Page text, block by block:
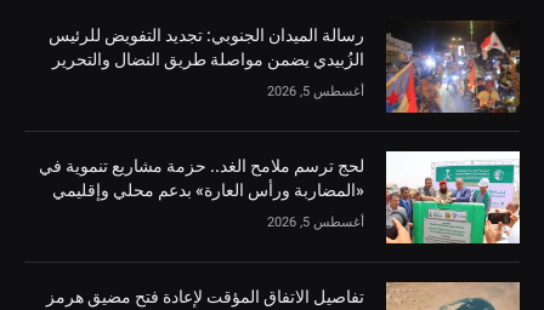
رسالة الميدان الجنوبي: تجديد التفويض للرئيس
الزُبيدي يضمن مواصلة طريق النضال والتحرير
أغسطس 5, 2026
لحج ترسم ملامح الغد.. حزمة مشاريع تنموية في
«المضاربة ورأس العارة» بدعم محلي وإقليمي
أغسطس 5, 2026
تفاصيل الاتفاق المؤقت لإعادة فتح مضيق هرمز